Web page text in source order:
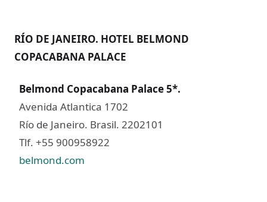
RÍO DE JANEIRO. HOTEL BELMOND
COPACABANA PALACE
Belmond Copacabana Palace 5*.
Avenida Atlantica 1702
Río de Janeiro. Brasil. 2202101
Tlf. +55 900958922
belmond.com